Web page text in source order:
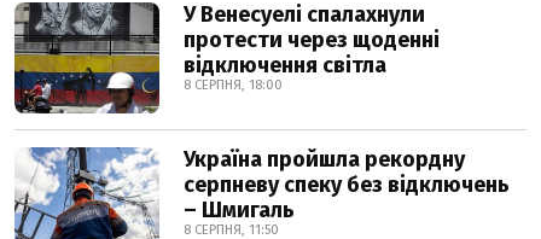
У Венесуелі спалахнули
протести через щоденні
відключення світла
8 СЕРПНЯ, 18:00
Україна пройшла рекордну
серпневу спеку без відключень
– Шмигаль
8 СЕРПНЯ, 11:50